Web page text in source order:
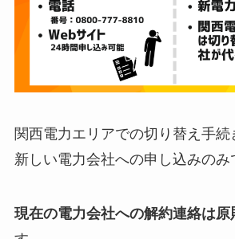
関西電力エリアでの切り替え手続
新しい電力会社への申し込みのみ
現在の電力会社への解約連絡は原